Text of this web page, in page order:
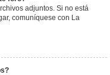
adjuntos. Si no está
comuníquese con La